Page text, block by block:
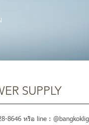
SUPPLY
8646 หรือ line :